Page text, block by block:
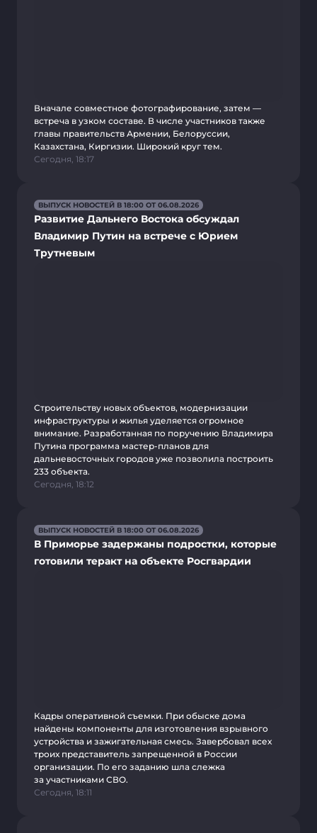
Вначале совместное фотографирование, затем —
встреча в узком составе. В числе участников также
главы правительств Армении, Белоруссии,
Казахстана, Киргизии. Широкий круг тем.
Сегодня, 18:17
ВЫПУСК НОВОСТЕЙ В 18:00 ОТ 06.08.2026
Развитие Дальнего Востока обсуждал
Владимир Путин на встрече с Юрием
Трутневым
Строительству новых объектов, модернизации
инфраструктуры и жилья уделяется огромное
внимание. Разработанная по поручению Владимира
Путина программа мастер-планов для
дальневосточных городов уже позволила построить
233 объекта.
Сегодня, 18:12
ВЫПУСК НОВОСТЕЙ В 18:00 ОТ 06.08.2026
В Приморье задержаны подростки, которые
готовили теракт на объекте Росгвардии
Кадры оперативной съемки. При обыске дома
найдены компоненты для изготовления взрывного
устройства и зажигательная смесь. Завербовал всех
троих представитель запрещенной в России
организации. По его заданию шла слежка
за участниками СВО.
Сегодня, 18:11